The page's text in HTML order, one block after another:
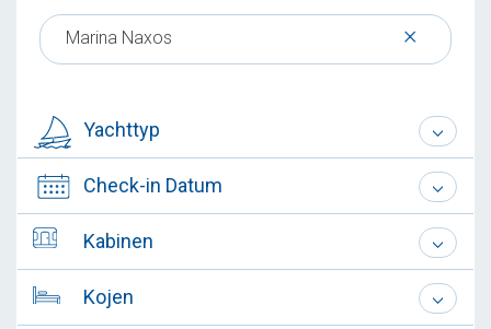
×
Marina Naxos
Yachttyp
Check-in Datum
Kabinen
Kojen